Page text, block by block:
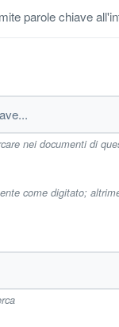
parole chiave
nei documenti di
come digitato;